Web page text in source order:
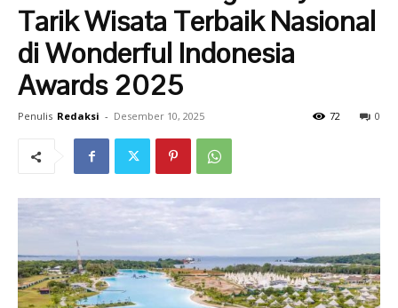
Tarik Wisata Terbaik Nasional
di Wonderful Indonesia
Awards 2025
Penulis Redaksi - Desember 10, 2025 0
72